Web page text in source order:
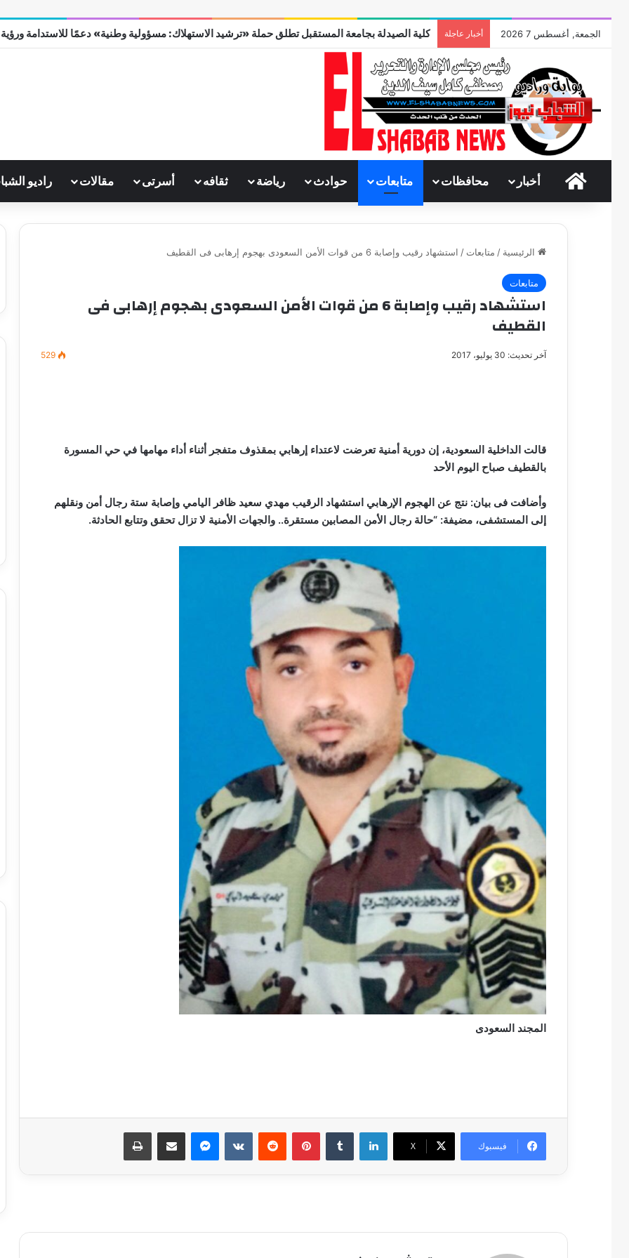
الجمعة, أغسطس 7 2026 أخبار عاجلة كلية الصيدلة بجامعة المستقبل تطلق حملة «ترشيد الاستهلاك: مسؤولية وطنية» دعمًا للاستدامة ورؤية مصر
الرئيسية
أخبار محافظات متابعات حوادث رياضة ثقافه أسرتى مقالات راديو
الرئيسية / متابعات / استشهاد رقيب وإصابة 6 من قوات الأمن السعودى بهجوم إرهابى فى القطيف
متابعات
استشهاد رقيب وإصابة 6 من قوات الأمن السعودى بهجوم إرهابى فى
القطيف
آخر تحديث: 30 يوليو، 2017 529
قالت الداخلية السعودية، إن دورية أمنية تعرضت لاعتداء إرهابي بمقذوف متفجر أثناء أداء مهامها في حي المسورة
بالقطيف صباح اليوم الأحد
وأضافت فى بيان: نتج عن الهجوم الإرهابي استشهاد الرقيب مهدي سعيد ظافر اليامي وإصابة ستة رجال أمن ونقلهم
إلى المستشفى، مضيفة: “حالة رجال الأمن المصابين مستقرة.. والجهات الأمنية لا تزال تحقق وتتابع الحادثة.
المجند السعودى
فيسبوك ‫X
لينكدإن بينتيريست ماسنجر مشاركة عبر البريد طباعة
ابو عقيل والحمزاوي يهنئان رافت السمان
بتوليه منصب وكيل تضامن الجيزه ويبحثان
سبل التعاون بينهما
وعملوها ازاي
الدين
….
عطوه
كليوباترا
القرن
21
مصطفى كامل سيف الدين …. يكتب
مايسه عطوه كليوباترا القرن 21
الدين
….
جديدمصطفى كامل سيف الدين …. يكتب
ميلاد جديد